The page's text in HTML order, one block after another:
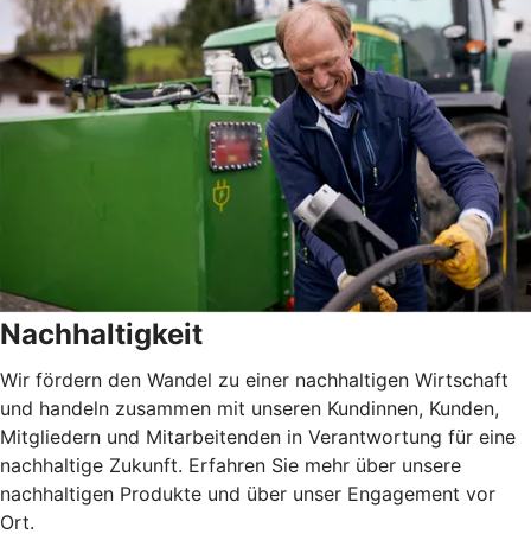
Nachhaltigkeit
Wir fördern den Wandel zu einer nachhaltigen Wirtschaft
und handeln zusammen mit unseren Kundinnen, Kunden,
Mitgliedern und Mitarbeitenden in Verantwortung für eine
nachhaltige Zukunft. Erfahren Sie mehr über unsere
nachhaltigen Produkte und über unser Engagement vor
Ort.